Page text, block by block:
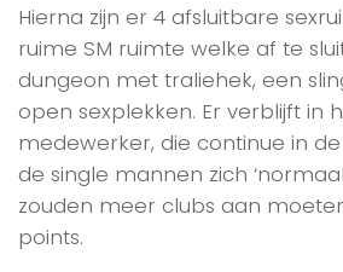
Hierna zijn er 4 afsluitbare
ruime SM ruimte welke af te
dungeon met traliehek, een
open sexplekken. Er verblijft in
medewerker, die continue in
de single mannen zich
zouden meer clubs aan
points.